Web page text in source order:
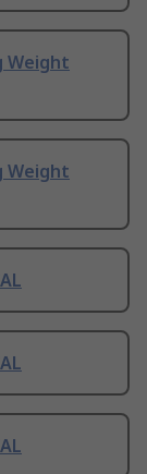
Weight
Weight